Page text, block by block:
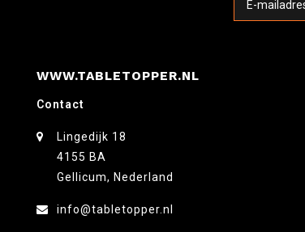
WWW.TABLETOPPER.NL
Contact
Lingedijk 18
4155 BA
Gellicum, Nederland
info@tabletopper.nl